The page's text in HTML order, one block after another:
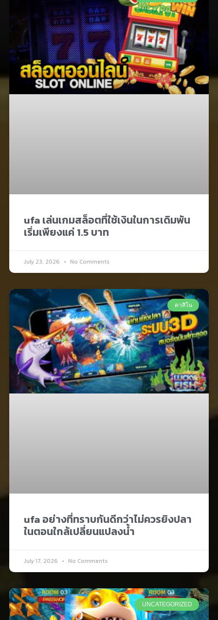
ufa เล่นเกมสล็อตที่ใช้เงินในการเดิมพัน
เริ่มเพียงแค่ 1.5 บาท
July 23, 2026 No Comments
คาสิโน
ufa อย่างที่ทราบกันดีกว่าไม่ควรยิงปลา
ในตอนใกล้เปลี่ยนแปลงน้ำ
July 17, 2026 No Comments
UNCATEGORIZED